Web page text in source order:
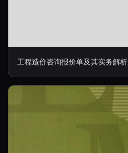
工程造价咨询报价单及其实务解析